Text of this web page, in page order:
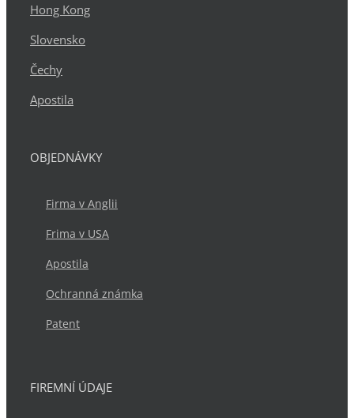
Hong Kong
Slovensko
Čechy
Apostila
OBJEDNÁVKY
Firma v Anglii
Frima v USA
Apostila
Ochranná známka
Patent
FIREMNÍ ÚDAJE